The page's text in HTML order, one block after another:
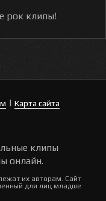
рок клипы!
| Карта сайта
клипы
онлайн.
их авторам. Сайт
для лиц младше